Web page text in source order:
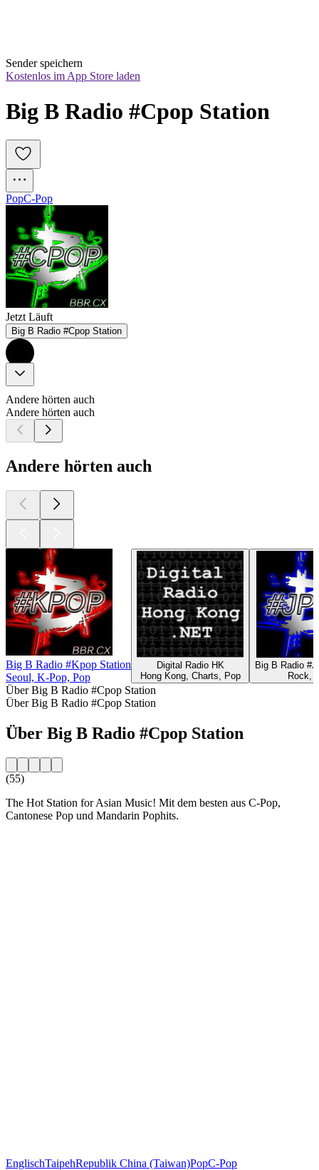
Sender speichern
Kostenlos im App Store laden
PopC-Pop
Jetzt Läuft
Big B Radio #Cpop Station
Andere hörten auch
Andere hörten auch
Andere hörten auch
Big B Radio #Kpop Station
Seoul, K-Pop, Pop
Digital Radio HK
Hong Kong, Charts, Pop
Big B Radio
Rock,
Über Big B Radio #Cpop Station
Über Big B Radio #Cpop Station
Über Big B Radio #Cpop Station
(55)
The Hot Station for Asian Music! Mit dem besten aus C-Pop,
Cantonese Pop und Mandarin Pophits.
EnglischTaipehRepublik China (Taiwan)PopC-Pop